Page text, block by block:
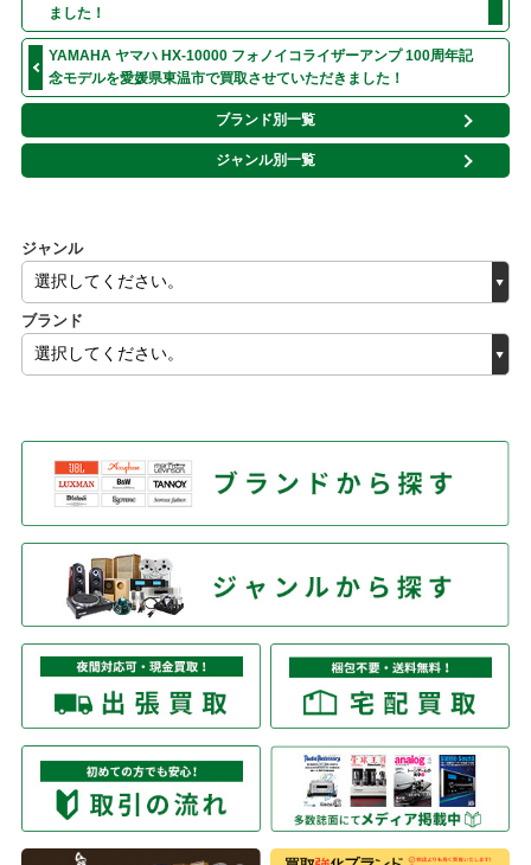
ジャンル
ブランド
ました！
YAMAHA ヤマハ HX-10000 フォノイコライザーアンプ 100周年記
念モデルを愛媛県東温市で買取させていただきました！
ブランド別一覧
ジャンル別一覧